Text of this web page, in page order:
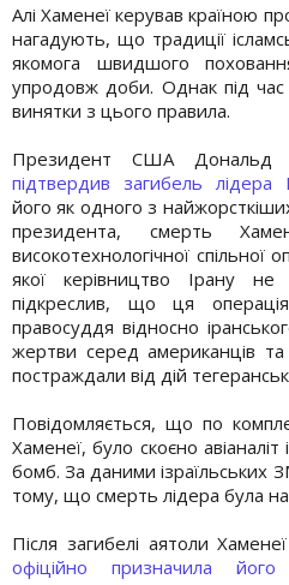
Алі Хаменеї керував країною
нагадують, що традиції
якомога швидшого
упродовж доби. Однак під час
винятки з цього правила.
Президент США Дональд
підтвердив загибель лідера
його як одного з найжорсткіших
президента, смерть
високотехнологічної спільної
якої керівництво Ірану не
підкреслив, що ця
правосуддя відносно
жертви серед американців та
постраждали від дій
Повідомляється, що по
Хаменеї, було скоєно
бомб. За даними ізраїльських
тому, що смерть лідера була
Після загибелі аятоли
офіційно призначила його